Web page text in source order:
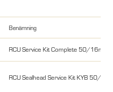
Benämning
RCU Service Kit Complete 50/16mm
RCU Sealhead Service Kit KYB 50/